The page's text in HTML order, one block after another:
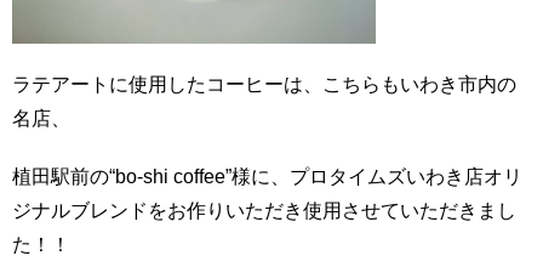
ラテアートに使用したコーヒーは、こちらもいわき市内の
名店、
植田駅前の“bo-shi coffee”様に、プロタイムズいわき店オリ
ジナルブレンドをお作りいただき使用させていただきまし
た！！